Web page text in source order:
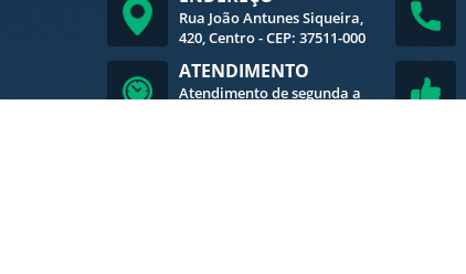
Rua João Antunes Siqueira,
420, Centro - CEP: 37511-000
ATENDIMENTO
Atendimento de segunda a